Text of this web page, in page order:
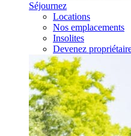
Séjournez
Locations
Nos emplacements
Insolites
Devenez